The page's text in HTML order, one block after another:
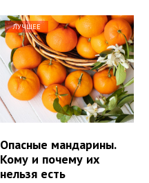
ЛУЧШЕЕ
Опасные мандарины.
Кому и почему их
нельзя есть